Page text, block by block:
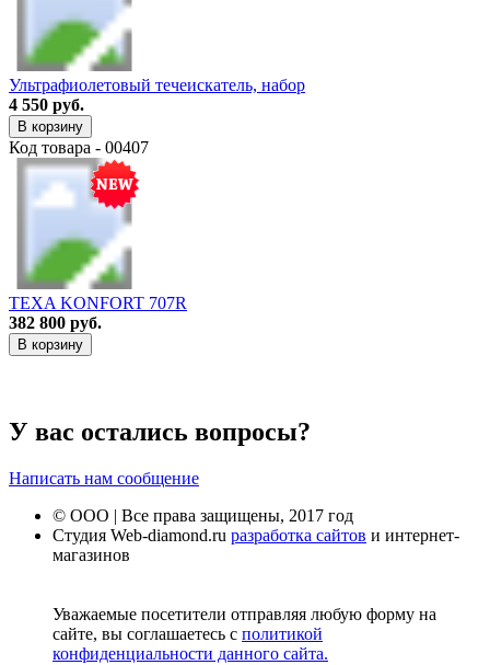
Ультрафиолетовый течеискатель, набор
4 550 руб.
В корзину
Код товара - 00407
TEXA KONFORT 707R
382 800 руб.
В корзину
У вас остались вопросы?
Написать нам сообщение
© ООО | Все права защищены, 2017 год
Студия Web-diamond.ru разработка сайтов и интернет-
магазинов
Уважаемые посетители отправляя любую форму на
сайте, вы соглашаетесь с политикой
конфиденциальности данного сайта.